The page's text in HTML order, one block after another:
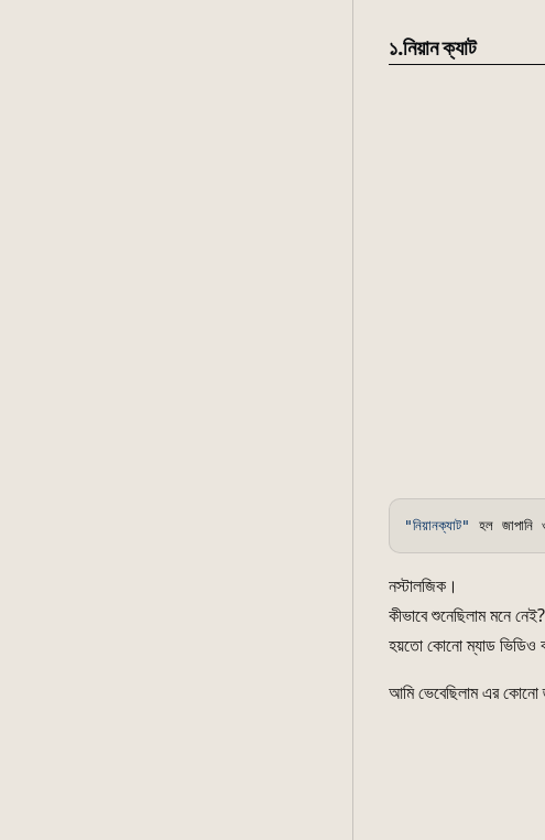
১.নিয়ান ক্যাট
"নিয়ানক্যাট" হল জাপানি
নস্টালজিক।
কীভাবে শুনেছিলাম মনে নেই?
হয়তো কোনো ম্যাড ভিডিও
আমি ভেবেছিলাম এর